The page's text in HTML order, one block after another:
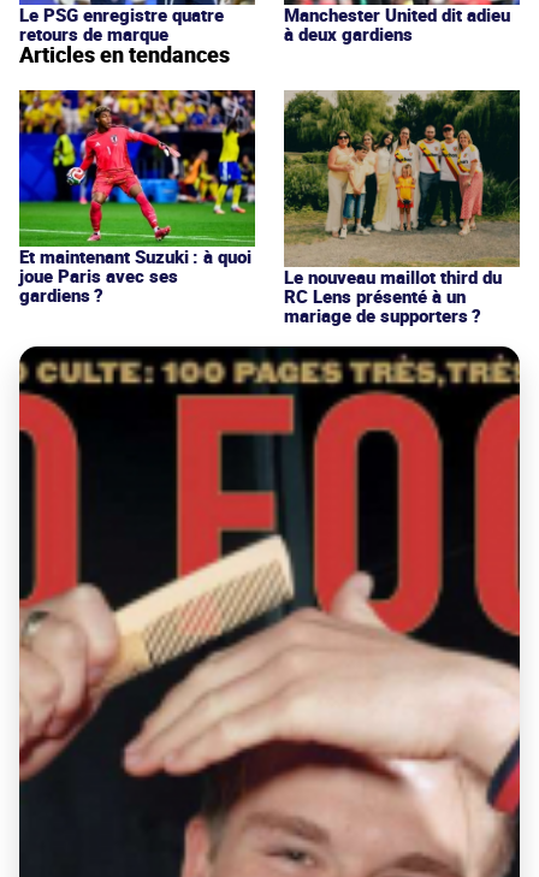
Le PSG enregistre quatre
retours de marque
Manchester United dit adieu
à deux gardiens
Articles en tendances
Et maintenant Suzuki : à quoi
joue Paris avec ses
gardiens ?
Le nouveau maillot third du
RC Lens présenté à un
mariage de supporters ?